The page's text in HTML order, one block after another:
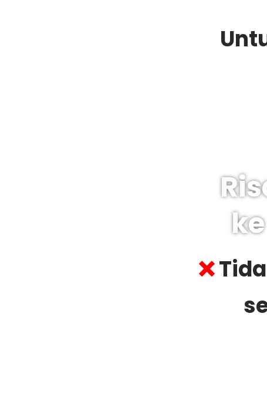
❌